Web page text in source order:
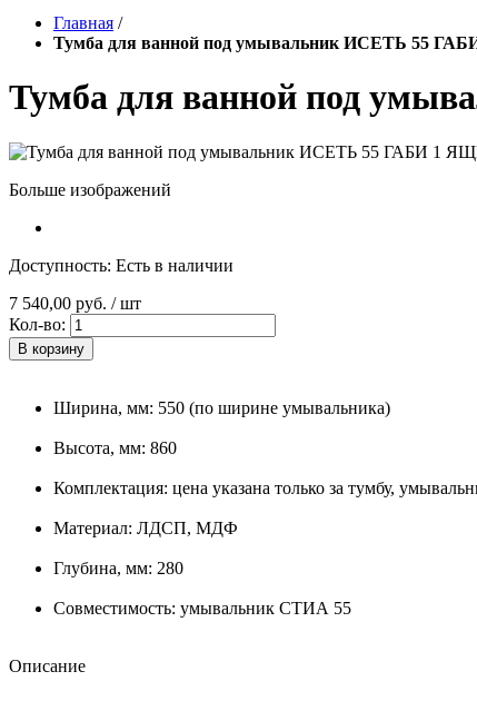
Главная /
Тумба для ванной под умывальник ИСЕТЬ 55
Тумба для ванной под
Больше изображений
Доступность: Есть в наличии
7 540,00 руб. / шт
Кол-во:
В корзину
Ширина, мм: 550 (по ширине умывальника)
Высота, мм: 860
Комплектация: цена указана только за тумбу,
Материал: ЛДСП, МДФ
Глубина, мм: 280
Совместимость: умывальник СТИА 55
Описание